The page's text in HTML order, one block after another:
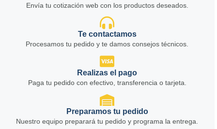
Envía tu cotización web con los productos deseados.
Te contactamos
Procesamos tu pedido y te damos consejos técnicos.
Realizas el pago
Paga tu pedido con efectivo, transferencia o tarjeta.
Preparamos tu pedido
Nuestro equipo preparará tu pedido y programa la entrega.